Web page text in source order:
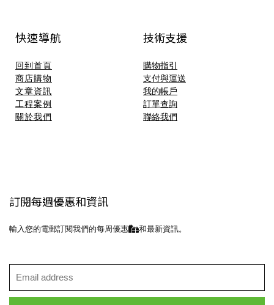
快速導航
回到首頁
商店購物
文章資訊
工程案例
關於我們
技術支援​
購物指引
支付與運送
我的帳戶
訂單查詢
聯絡我們
訂閱每週優惠和資訊
輸入您的電郵訂閱我們的每周優惠 和最新資訊。